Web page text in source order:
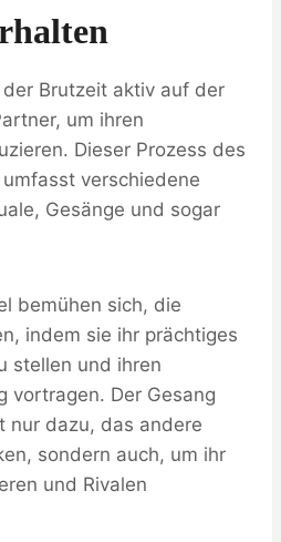
Brutzeit aktiv auf der
um ihren
Dieser Prozess des
verschiedene
Gesänge und sogar
bemühen sich, die
indem sie ihr prächtiges
stellen und ihren
vortragen. Der Gesang
nur dazu, das andere
sondern auch, um ihr
und Rivalen